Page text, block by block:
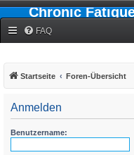
Chronic
FAQ
Startseite Foren-Übersicht
Anmelden
Benutzername: